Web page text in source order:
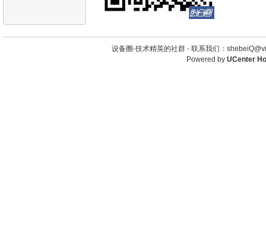
设备圈-技术精英的社群 - 联系我们：
Powered by UCenter